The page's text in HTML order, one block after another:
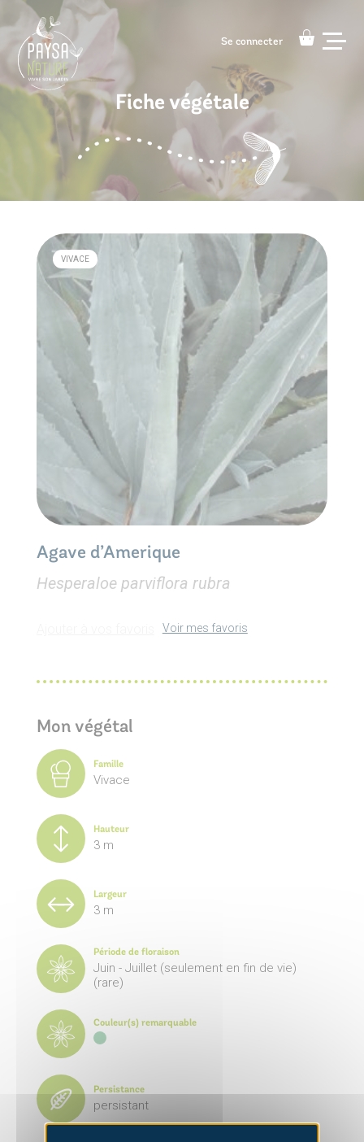
Architecte paysagiste
Accompagnement à domicile
Nos conseils
Contact
Se connecter
Fiche végétale
VIVACE
Agave d’Amerique
Hesperaloe parviflora rubra
Voir mes favoris
Mon végétal
Famille
Vivace
Hauteur
3 m
Largeur
3 m
Période de floraison
Juin - Juillet (seulement en fin de vie)
(rare)
Couleur(s) remarquable
Persistance
persistant